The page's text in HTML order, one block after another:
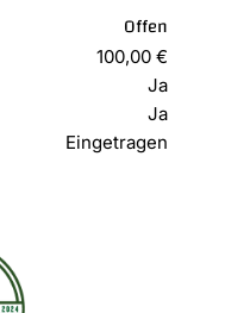
Offen
100,00 €
Ja
Ja
Eingetragen